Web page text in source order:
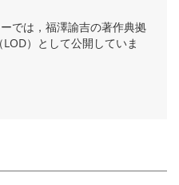
では，福澤諭吉の著作典拠
）として公開していま